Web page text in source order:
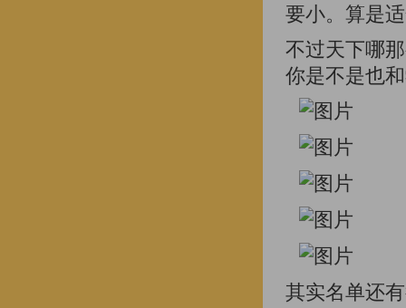
要小。算是
不过天下哪
你是不是也
其实名单还